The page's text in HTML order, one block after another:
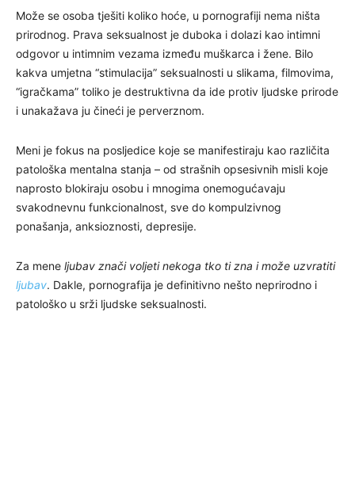
Može se osoba tješiti koliko hoće, u pornografiji nema ništa
prirodnog. Prava seksualnost je duboka i dolazi kao intimni
odgovor u intimnim vezama između muškarca i žene. Bilo
kakva umjetna “stimulacija” seksualnosti u slikama, filmovima,
“igračkama” toliko je destruktivna da ide protiv ljudske prirode
i unakažava ju čineći je perverznom.
Meni je fokus na posljedice koje se manifestiraju kao različita
patološka mentalna stanja – od strašnih opsesivnih misli koje
naprosto blokiraju osobu i mnogima onemogućavaju
svakodnevnu funkcionalnost, sve do kompulzivnog
ponašanja, anksioznosti, depresije.
Za mene ljubav znači voljeti nekoga tko ti zna i može uzvratiti
ljubav. Dakle, pornografija je definitivno nešto neprirodno i
patološko u srži ljudske seksualnosti.